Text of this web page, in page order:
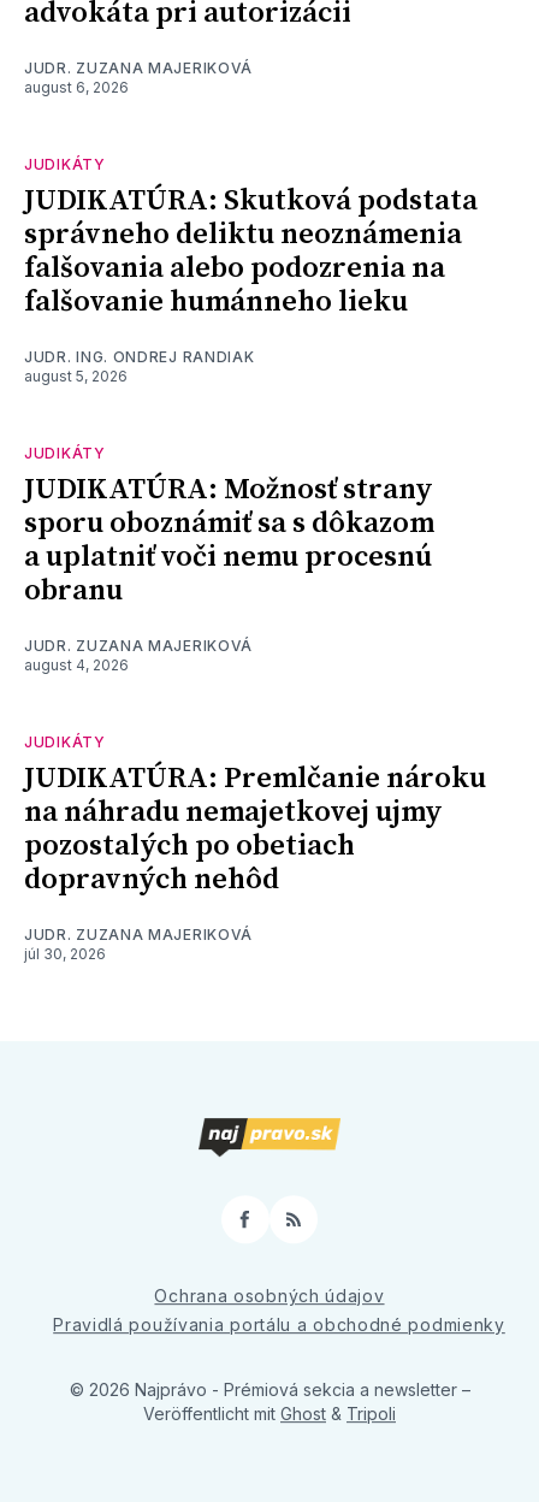
advokáta pri autorizácii
JUDR. ZUZANA MAJERIKOVÁ
august 6, 2026
JUDIKÁTY
JUDIKATÚRA: Skutková podstata
správneho deliktu neoznámenia
falšovania alebo podozrenia na
falšovanie humánneho lieku
JUDR. ING. ONDREJ RANDIAK
august 5, 2026
JUDIKÁTY
JUDIKATÚRA: Možnosť strany
sporu oboznámiť sa s dôkazom
a uplatniť voči nemu procesnú
obranu
JUDR. ZUZANA MAJERIKOVÁ
august 4, 2026
JUDIKÁTY
JUDIKATÚRA: Premlčanie nároku
na náhradu nemajetkovej ujmy
pozostalých po obetiach
dopravných nehôd
JUDR. ZUZANA MAJERIKOVÁ
júl 30, 2026
Facebook
RSS
Ochrana osobných údajov
Pravidlá používania portálu a obchodné podmienky
© 2026 Najprávo - Prémiová sekcia a newsletter –
Veröffentlicht mit Ghost & Tripoli